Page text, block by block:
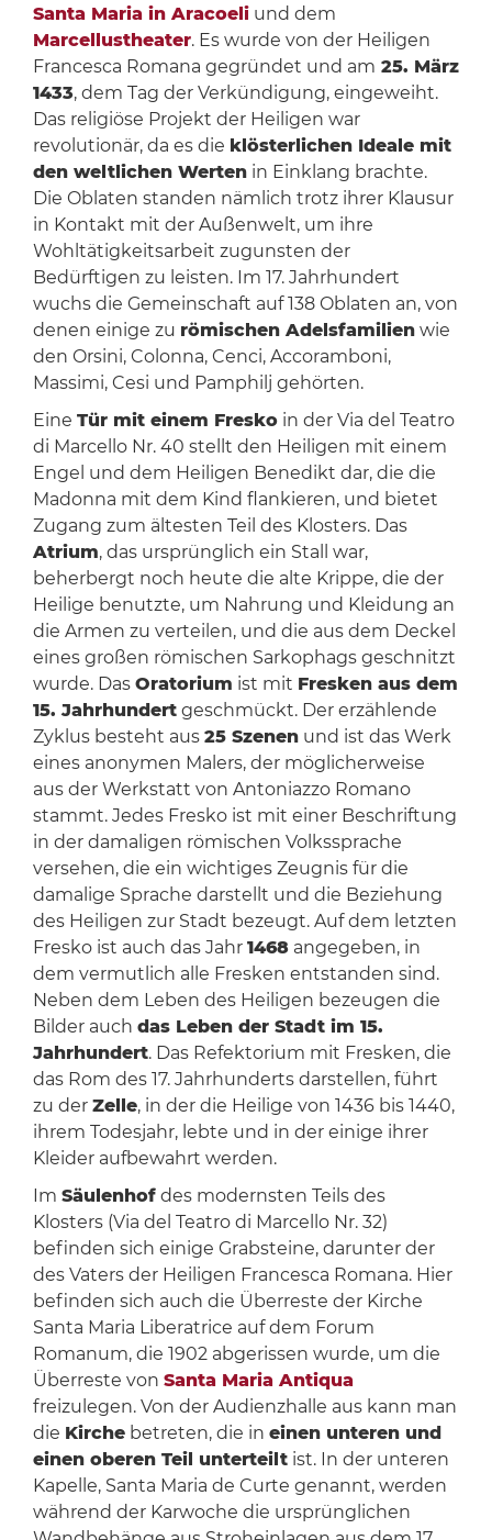
Santa Maria in Aracoeli und dem
Marcellustheater. Es wurde von der Heiligen
Francesca Romana gegründet und am 25. März
1433, dem Tag der Verkündigung, eingeweiht.
Das religiöse Projekt der Heiligen war
revolutionär, da es die klösterlichen Ideale mit
den weltlichen Wertenin Einklang brachte.
Die Oblaten standen nämlich trotz ihrer Klausur
in Kontakt mit der Außenwelt, um ihre
Wohltätigkeitsarbeit zugunsten der
Bedürftigen zu leisten. Im 17. Jahrhundert
wuchs die Gemeinschaft auf 138 Oblaten an, von
denen einige zu römischen Adelsfamilienwie
den Orsini, Colonna, Cenci, Accoramboni,
Massimi, Cesi und Pamphilj gehörten.
Eine Tür mit einem Freskoin der Via del Teatro
di Marcello Nr. 40 stellt den Heiligen mit einem
Engel und dem Heiligen Benedikt dar, die die
Madonna mit dem Kind flankieren, und bietet
Zugang zum ältesten Teil des Klosters. Das
Atrium, das ursprünglich ein Stall war,
beherbergt noch heute die alte Krippe, die der
Heilige benutzte, um Nahrung und Kleidung an
die Armen zu verteilen, und die aus dem Deckel
eines großen römischen Sarkophags geschnitzt
wurde. Das Oratorium ist mit Fresken aus dem
15. Jahrhundertgeschmückt. Der erzählende
Zyklus besteht aus 25 Szenenund ist das Werk
eines anonymen Malers, der möglicherweise
aus der Werkstatt von Antoniazzo Romano
stammt. Jedes Fresko ist mit einer Beschriftung
in der damaligen römischen Volkssprache
versehen, die ein wichtiges Zeugnis für die
damalige Sprache darstellt und die Beziehung
des Heiligen zur Stadt bezeugt. Auf dem letzten
Fresko ist auch das Jahr 1468angegeben, in
dem vermutlich alle Fresken entstanden sind.
Neben dem Leben des Heiligen bezeugen die
Bilder auch das Leben der Stadt im 15.
Jahrhundert. Das Refektorium mit Fresken, die
das Rom des 17. Jahrhunderts darstellen, führt
zu der Zelle, in der die Heilige von 1436 bis 1440,
ihrem Todesjahr, lebte und in der einige ihrer
Kleider aufbewahrt werden.
Im Säulenhofdes modernsten Teils des
Klosters (Via del Teatro di Marcello Nr. 32)
befinden sich einige Grabsteine, darunter der
des Vaters der Heiligen Francesca Romana. Hier
befinden sich auch die Überreste der Kirche
Santa Maria Liberatrice auf dem Forum
Romanum, die 1902 abgerissen wurde, um die
Überreste von Santa Maria Antiqua
freizulegen. Von der Audienzhalle aus kann man
die Kirchebetreten, die in einen unteren und
einen oberen Teil unterteiltist. In der unteren
Kapelle, Santa Maria de Curte genannt, werden
während der Karwoche die ursprünglichen